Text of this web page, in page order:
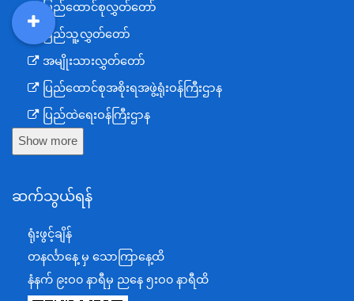
ပြည်ထောင်စုလွှတ်တော်
ပြည်သူ့လွှတ်တော်
အမျိုးသားလွှတ်တော်
ပြည်ထောင်စုအစိုးရအဖွဲ့ရုံးဝန်ကြီးဌာန
ပြည်ထဲရေးဝန်ကြီးဌာန
ကာကွယ်ရေးဝန်ကြီးဌာန
စီမံကိန်း၊ဘဏ္ဍာရေးနှင့်စက်မှုဝန်ကြီးဌာန
ရင်းနှီးမြှုပ်နှံမှုနှင့် နိုင်ငံခြားစီးပွားဆက်သွယ်ရေးဝန်ကြီးဌာန
အပြည်ပြည်ဆိုင်ရာပူးပေါင်းဆောင်ရွက်ရေးဝန်ကြီးဌာန
ပြန်ကြားရေးဝန်ကြီးဌာန
Show more
ဆက်သွယ်ရန်
ရုံးဖွင့်ချိန်
တနင်္လာနေ့ မှ သောကြာနေ့ထိ
နံနက် ၉းဝ၀ နာရီမှ ညနေ ၅းဝ၀ နာရီထိ